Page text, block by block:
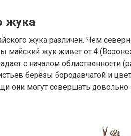
жука
жука различен. Чем
майский жук живет от 4
с началом облиственности
берёзы бородавчатой ​​и
они могут совершать довольно